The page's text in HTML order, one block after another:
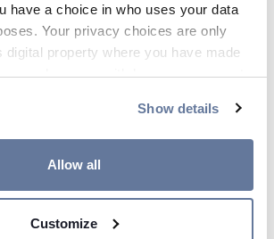
have a choice in who uses your data
Your privacy choices are only
digital property where you have made
can change or withdraw your consent
also like to:
can be accurate to within several
Show details
Allow all
Customize
milieuprestaties van producten
manier onderdeel te
en financiële
milieudata van Draka-
extra zoekwerk of handmatige